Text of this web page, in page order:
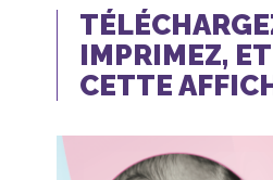
IMPRIMEZ,
CETTE